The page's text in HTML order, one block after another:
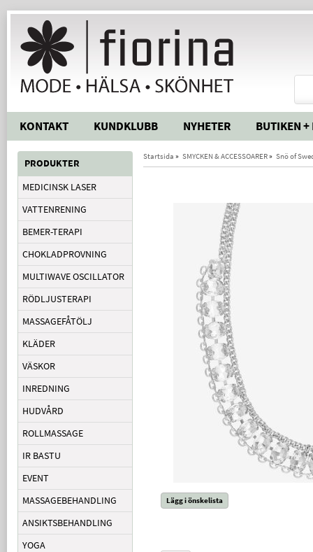
KONTAKT KUNDKLUBB NYHETER BUTIKEN +
PRODUKTER
MEDICINSK LASER
VATTENRENING
BEMER-TERAPI
CHOKLADPROVNING
MULTIWAVE OSCILLATOR
RÖDLJUSTERAPI
MASSAGEFÅTÖLJ
KLÄDER
VÄSKOR
INREDNING
HUDVÅRD
ROLLMASSAGE
IR BASTU
EVENT
MASSAGEBEHANDLING
ANSIKTSBEHANDLING
YOGA
Startsida » SMYCKEN & ACCESSOARER» Snö of
Lägg i önskelista